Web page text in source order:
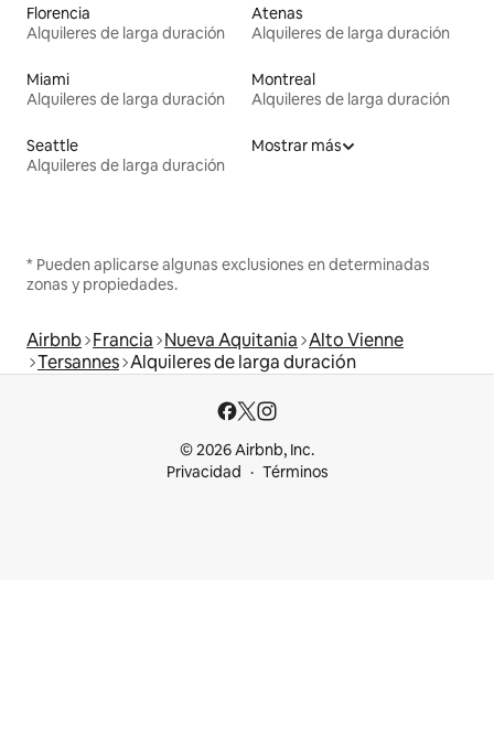
Florencia
Alquileres de larga duración
Atenas
Alquileres de larga duración
Miami
Alquileres de larga duración
Montreal
Alquileres de larga duración
Seattle
Alquileres de larga duración
Mostrar más
* Pueden aplicarse algunas exclusiones en determinadas
zonas y propiedades.
Airbnb Francia Nueva Aquitania Alto Vienne
Tersannes Alquileres de larga duración
© 2026 Airbnb, Inc.
Privacidad
Términos